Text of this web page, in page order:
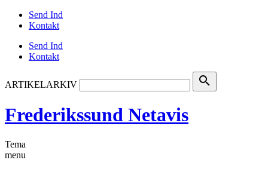
Send Ind
Kontakt
Send Ind
Kontakt
ARTIKELARKIV search
Frederikssund Netavis
Tema
menu